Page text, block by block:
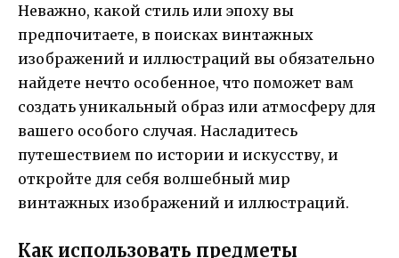
Неважно, какой стиль или эпоху вы
предпочитаете, в поисках винтажных
изображений и иллюстраций вы обязательно
найдете нечто особенное, что поможет вам
создать уникальный образ или атмосферу для
вашего особого случая. Насладитесь
путешествием по истории и искусству, и
откройте для себя волшебный мир
винтажных изображений и иллюстраций.
Как использовать предметы